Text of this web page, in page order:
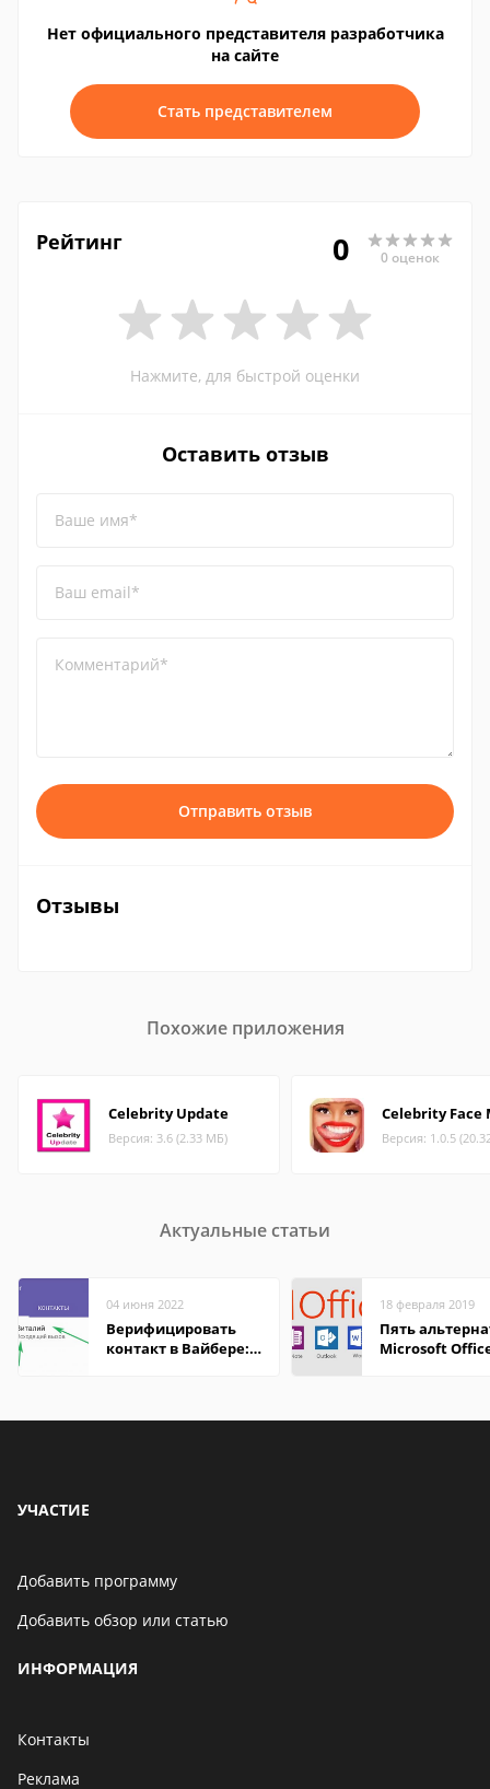
Нет официального представителя разработчика
на сайте
Стать представителем
Рейтинг 0 0 оценок
Нажмите, для быстрой оценки
Оставить отзыв
Ваше имя*
Ваш email*
Комментарий*
Отправить отзыв
Отзывы
Похожие приложения
Celebrity Update
Версия: 3.6 (2.33 МБ)
Celebrity Face
Версия: 1.0.5
Актуальные статьи
04 июня 2022
Верифицировать
контакт в Вайбере:
18 февраля 2019
Пять
Microsoft
УЧАСТИЕ
Добавить программу
Добавить обзор или статью
ИНФОРМАЦИЯ
Контакты
Реклама